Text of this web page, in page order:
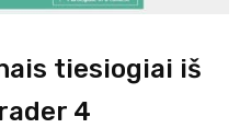
tiesiogiai iš
4